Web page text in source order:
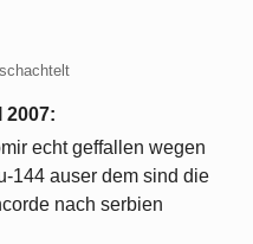
2007:
echt geffallen wegen
144 auser dem sind die
nach serbien